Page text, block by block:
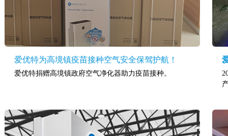
爱优特为高境镇疫苗接种空气安全保驾护航！
爱优特捐赠高境镇政府空气净化器助力疫苗接种。